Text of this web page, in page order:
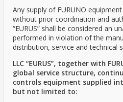
Any supply of FURUNO
without prior coordination and
“EURUS” shall be considered an
performed in violation of the
distribution, service and technical
LLC “EURUS”, together with
global service structure,
controls equipment supplied
but not limited to: